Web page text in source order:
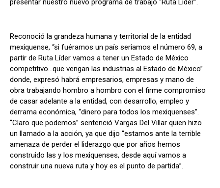
presentar nuestro nuevo programa de trabajo “Ruta Líder”.
Reconoció la grandeza humana y territorial de la entidad
mexiquense, “si fuéramos un país seriamos el número 69, a
partir de Ruta Líder vamos a tener un Estado de México
competitivo…que vengan las industrias al Estado de México”
donde, expresó habrá empresarios, empresas y mano de
obra trabajando hombro a hombro con el firme compromiso
de casar adelante a la entidad, con desarrollo, empleo y
derrama económica, “dinero para todos los mexiquenses”.
“Claro que podemos” sentenció Vargas Del Villar quien hizo
un llamado a la acción, ya que dijo “estamos ante la terrible
amenaza de perder el liderazgo que por años hemos
construido las y los mexiquenses, desde aquí vamos a
construir una nueva ruta y hoy es el punto de partida”.